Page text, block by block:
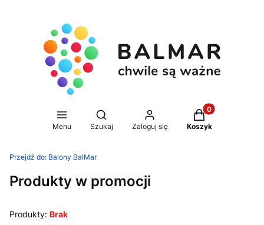
Menu
Otwórz wyszukiwarkę
Szukaj Zaloguj się
Produkty w
Koszyk
Przejdź do: Balony BalMar
Produkty w promocji
Produkty: Brak